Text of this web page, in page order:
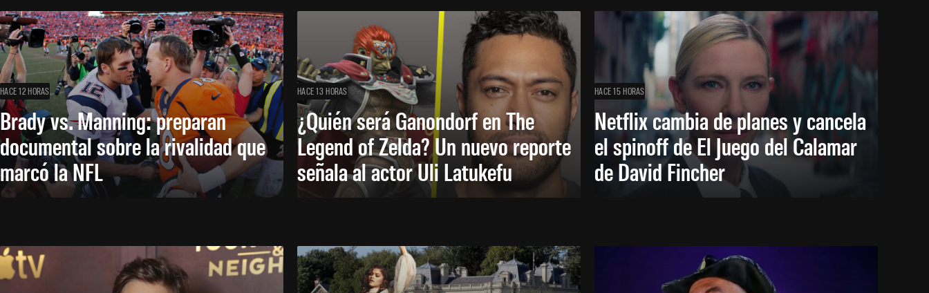
HACE 12 HORAS
Brady vs. Manning: preparan
documental sobre la rivalidad que
marcó la NFL
HACE 13 HORAS
¿Quién será Ganondorf en The
Legend of Zelda? Un nuevo reporte
señala al actor Uli Latukefu
HACE 15 HORAS
Netflix cambia de planes y cancela
el spinoff de El Juego del Calamar
de David Fincher